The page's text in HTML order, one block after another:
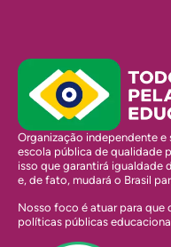
Organização independente
escola pública de qualidade
isso que garantirá igualdade
e, de fato, mudará o Brasil
Nosso foco é atuar para
políticas públicas